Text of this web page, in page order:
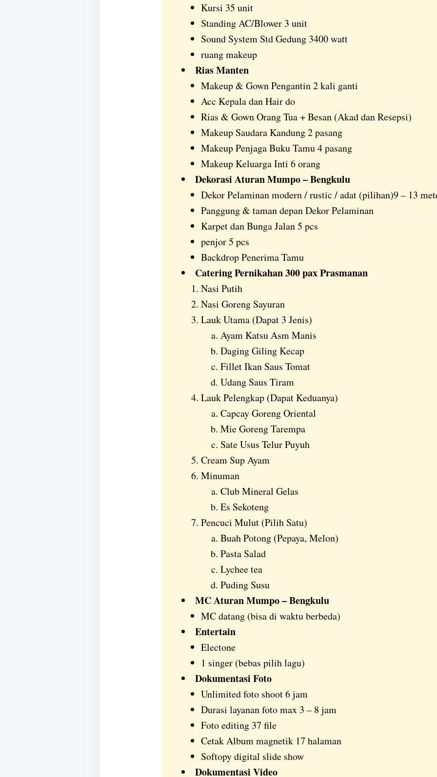
Kursi 35 unit
Standing AC/Blower 3 unit
Sound System Std Gedung 3400 watt
ruang makeup
Rias Manten
Makeup & Gown Pengantin 2 kali ganti
Acc Kepala dan Hair do
Rias & Gown Orang Tua + Besan (Akad dan Resepsi)
Makeup Saudara Kandung 2 pasang
Makeup Penjaga Buku Tamu 4 pasang
Makeup Keluarga Inti 6 orang
Dekorasi Aturan Mumpo – Bengkulu
Dekor Pelaminan modern / rustic / adat (pilihan)9 – 13
Panggung & taman depan Dekor Pelaminan
Karpet dan Bunga Jalan 5 pcs
penjor 5 pcs
Backdrop Penerima Tamu
Catering Pernikahan 300 pax Prasmanan
Nasi Putih
Nasi Goreng Sayuran
Lauk Utama (Dapat 3 Jenis)
Ayam Katsu Asm Manis
Daging Giling Kecap
Fillet Ikan Saus Tomat
Udang Saus Tiram
Lauk Pelengkap (Dapat Keduanya)
Capcay Goreng Oriental
Mie Goreng Tarempa
Sate Usus Telur Puyuh
Cream Sup Ayam
Minuman
Club Mineral Gelas
Es Sekoteng
Pencuci Mulut (Pilih Satu)
Buah Potong (Pepaya, Melon)
Pasta Salad
Lychee tea
Puding Susu
MC Aturan Mumpo – Bengkulu
MC datang (bisa di waktu berbeda)
Entertain
Electone
1 singer (bebas pilih lagu)
Dokumentasi Foto
Unlimited foto shoot 6 jam
Durasi layanan foto max 3 – 8 jam
Foto editing 37 file
Cetak Album magnetik 17 halaman
Softopy digital slide show
Dokumentasi Video